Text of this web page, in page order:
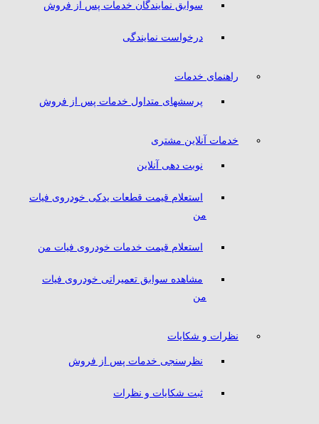
سوابق نمایندگان خدمات پس از فروش
درخواست نمایندگی
راهنمای خدمات
پرسشهای متداول خدمات پس از فروش
خدمات آنلاین مشتری
نوبت دهی آنلاین
استعلام قیمت قطعات یدکی خودروی فیات
من
استعلام قیمت خدمات خودروی فیات من
مشاهده سوابق تعمیراتی خودروی فیات
من
نظرات و شکایات
نظرسنجی خدمات پس از فروش
ثبت شکایات و نظرات